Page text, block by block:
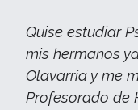
Quise estudiar
mis hermanos
Olavarría y me
Profesorado de